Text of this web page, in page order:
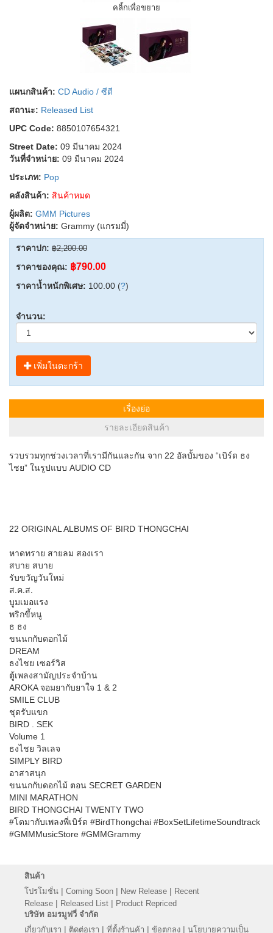
คลิ้กเพื่อขยาย
แผนกสินค้า: CD Audio / ซีดี
สถานะ: Released List
UPC Code: 8850107654321
Street Date: 09 มีนาคม 2024
วันที่จำหน่าย: 09 มีนาคม 2024
ประเภท: Pop
คลังสินค้า: สินค้าหมด
ผู้ผลิต: GMM Pictures
ผู้จัดจำหน่าย: Grammy (แกรมมี่)
ราคาปก: ฿2,200.00
ราคาของคุณ: ฿790.00
ราคาน้ำหนักพิเศษ: 100.00 (?)
จำนวน:
เพิ่มในตะกร้า
เรื่องย่อ
รายละเอียดสินค้า
รวบรวมทุกช่วงเวลาที่เรามีกันและกัน จาก 22 อัลบั้มของ “เบิร์ด ธง
ไชย” ในรูปแบบ AUDIO CD
22 ORIGINAL ALBUMS OF BIRD THONGCHAI
หาดทราย สายลม สองเรา
สบาย สบาย
รับขวัญวันใหม่
ส.ค.ส.
บูมเมอแรง
พริกขี้หนู
ธ ธง
ขนนกกับดอกไม้
DREAM
ธงไชย เซอร์วิส
ตู้เพลงสามัญประจำบ้าน
AROKA จอมยากับยาใจ 1 & 2
SMILE CLUB
ชุดรับแขก
BIRD . SEK
Volume 1
ธงไชย วิลเลจ
SIMPLY BIRD
อาสาสนุก
ขนนกกับดอกไม้ ตอน SECRET GARDEN
MINI MARATHON
BIRD THONGCHAI TWENTY TWO
#โตมากับเพลงพี่เบิร์ด #BirdThongchai #BoxSetLifetimeSoundtrack
#GMMMusicStore #GMMGrammy
สินค้า
โปรโมชั่น | Coming Soon | New Release | Recent
Release | Released List | Product Repriced
บริษัท อมรมูฟวี่ จำกัด
เกี่ยวกับเรา | ติดต่อเรา | ที่ตั้งร้านค้า | ข้อตกลง | นโยบายความเป็น